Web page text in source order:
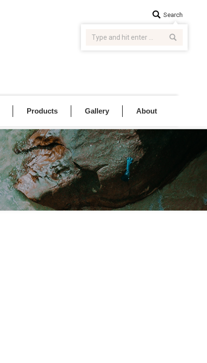
Search:Search
Products Gallery About